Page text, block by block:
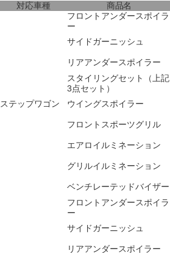
対応車種 商品名
ステップワゴン
フロントアンダースポイラ
ー
サイドガーニッシュ
リアアンダースポイラー
スタイリングセット（上記
3点セット）
ウイングスポイラー
フロントスポーツグリル
エアロイルミネーション
グリルイルミネーション
ベンチレーテッドバイザー
フロントアンダースポイラ
ー
サイドガーニッシュ
リアアンダースポイラー